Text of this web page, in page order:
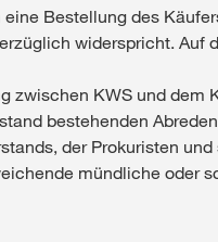
Bestellung des
widerspricht.
zwischen KWS und
bestehenden
der Prokuristen
mündliche oder